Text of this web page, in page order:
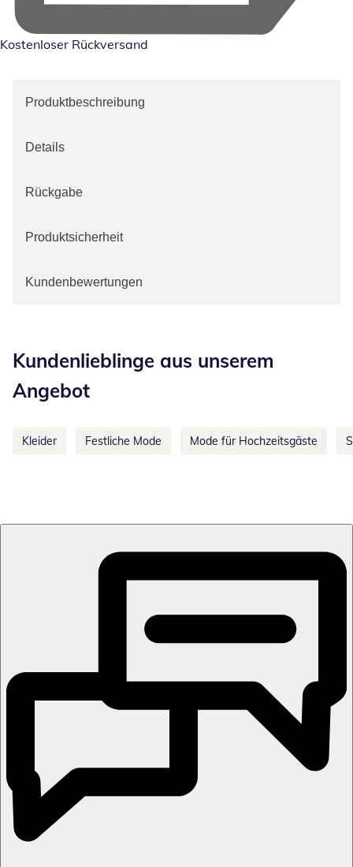
Kostenloser Rückversand
Produktbeschreibung
Details
Rückgabe
Produktsicherheit
Kundenbewertungen
Kundenlieblinge aus unserem
Angebot
Kleider Festliche Mode Mode für Hochzeitsgäste